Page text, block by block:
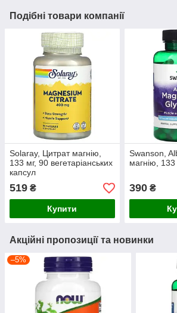
Подібні товари компанії
Solaray, Цитрат магнію,
133 мг, 90 вегетаріанських
капсул
519 ₴
Купити
Swanson,
магнію, 133
390₴
Акційні пропозиції та новинки
–5%